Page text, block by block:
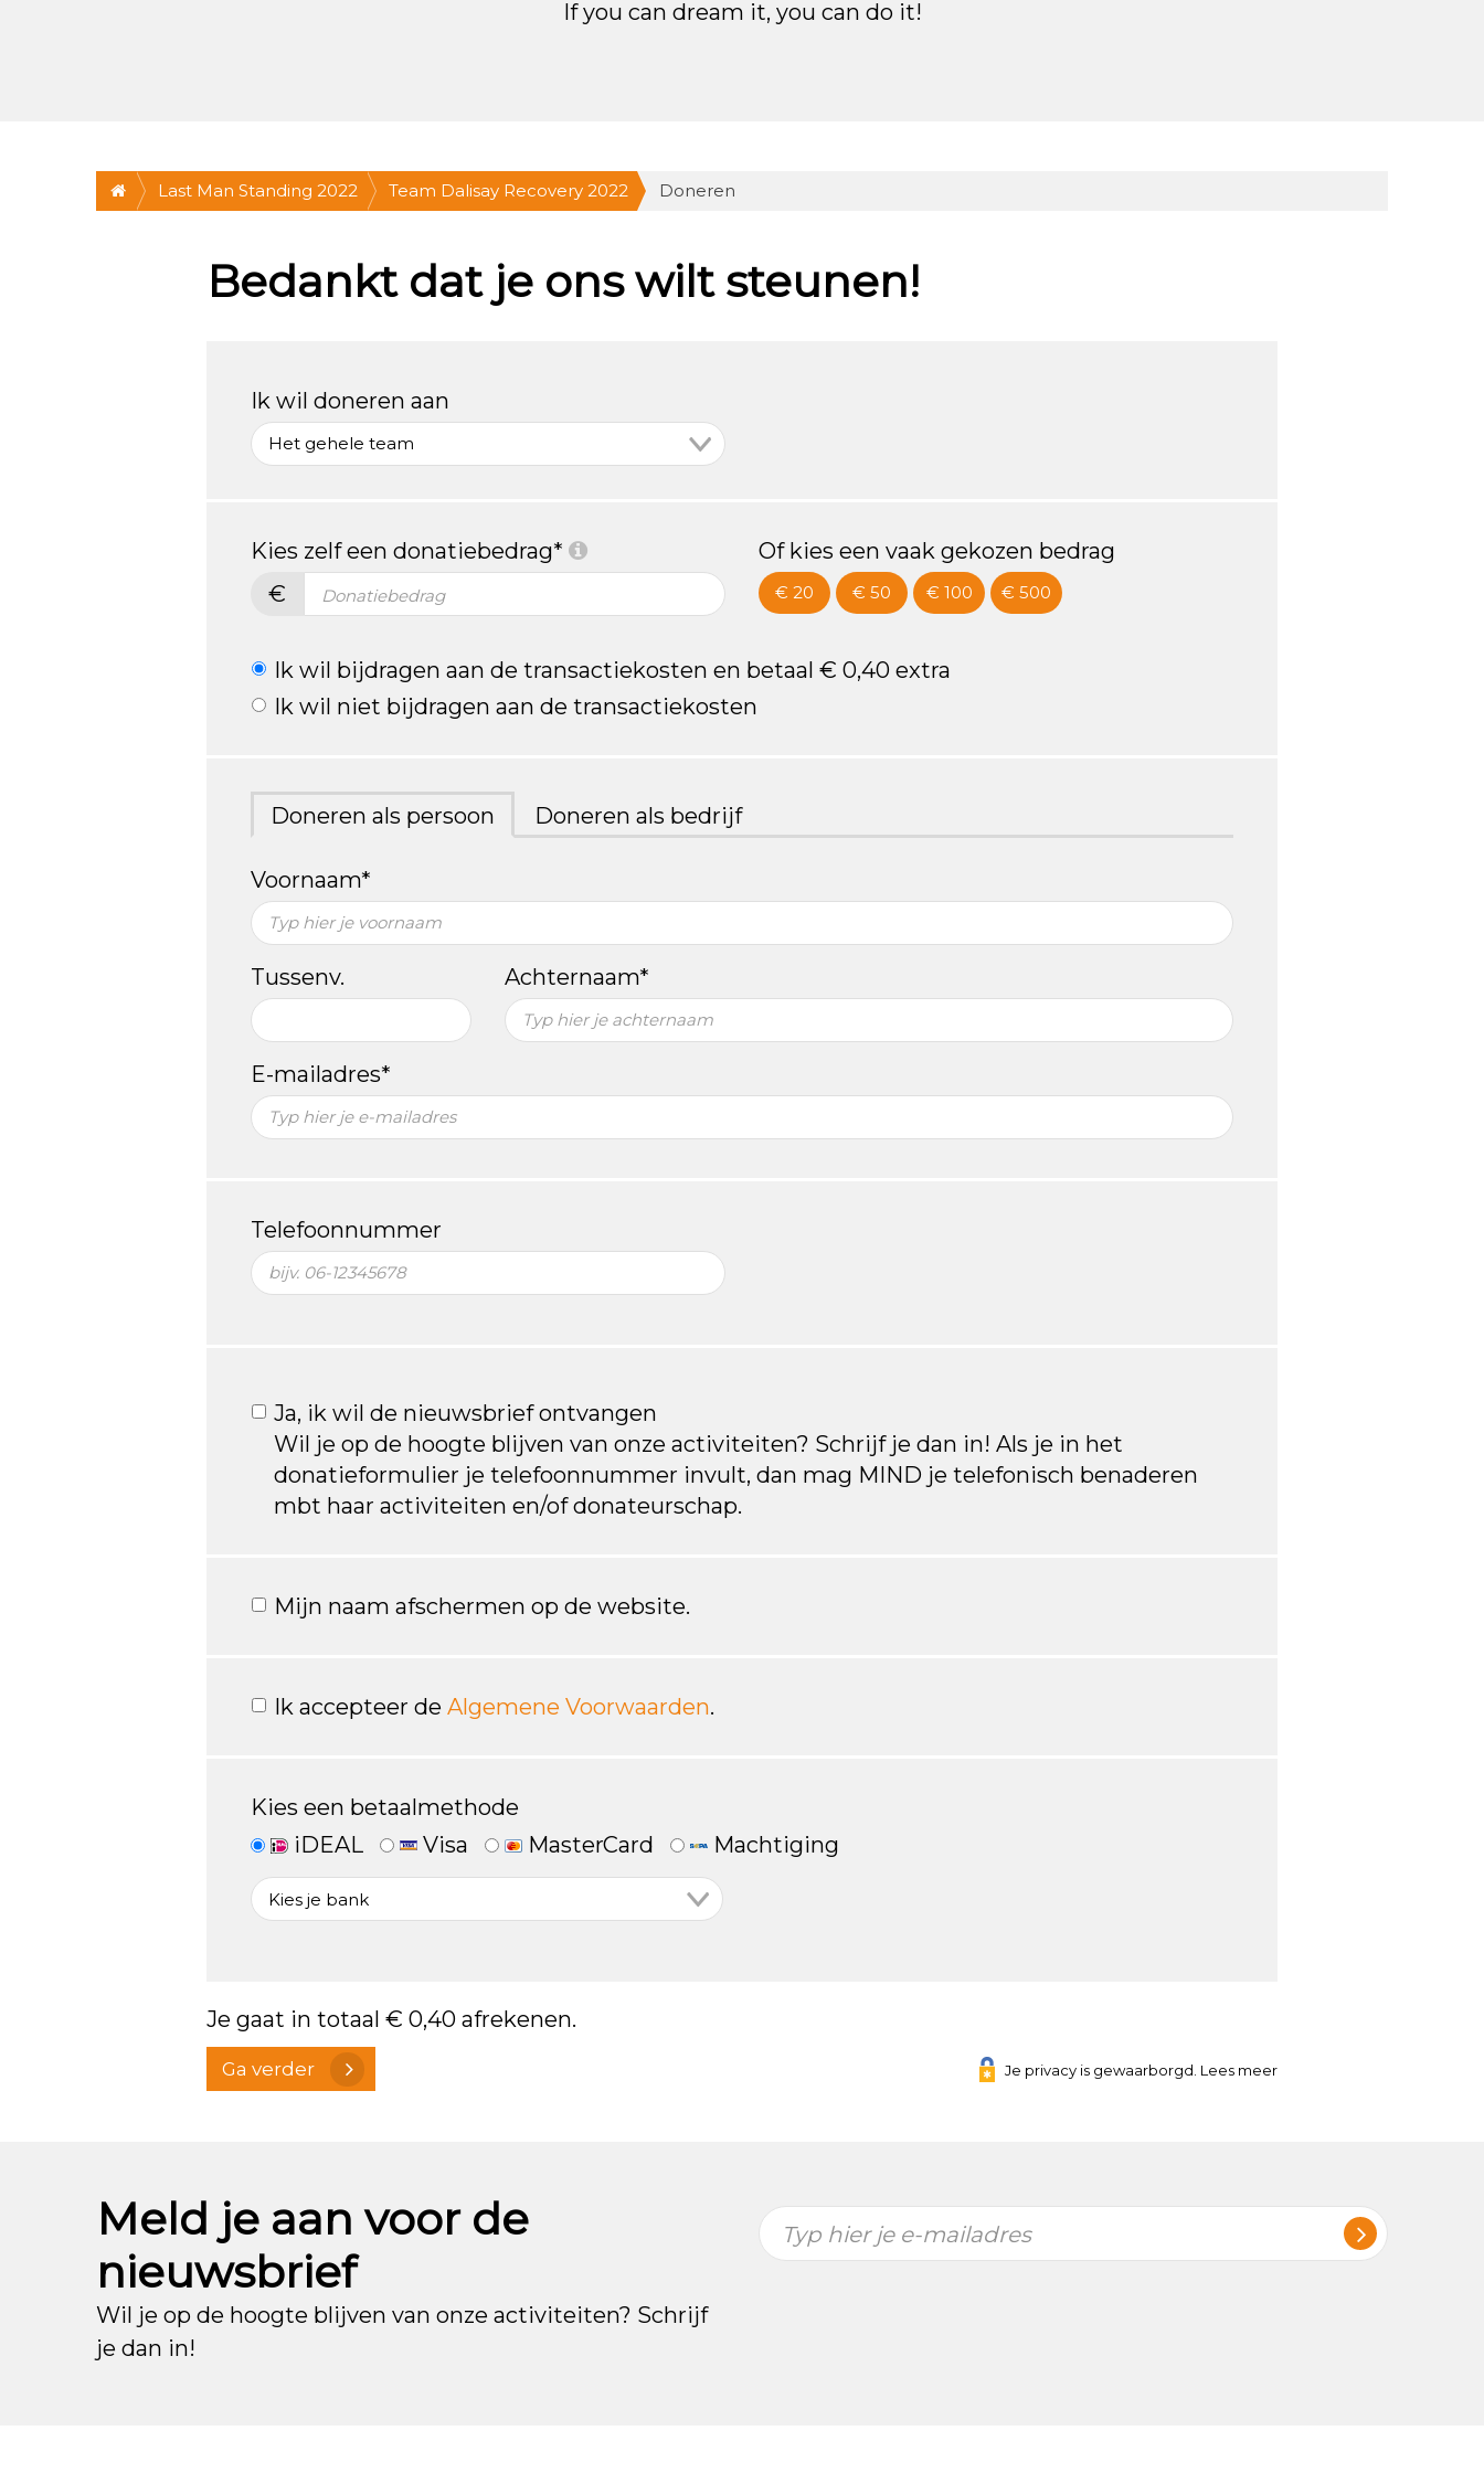
If you can dream it, you can do it!
Last Man Standing 2022 Team Dalisay Recovery 2022 Doneren
Bedankt dat je ons wilt steunen!
Ik wil doneren aan
Kies zelf een donatiebedrag*
€
Of kies een vaak gekozen bedrag
€ 20 € 50 € 100 € 500
Ik wil bijdragen aan de transactiekosten en betaal € 0,40 extra
Ik wil niet bijdragen aan de transactiekosten
Doneren als persoon Doneren als bedrijf
Voornaam*
Tussenv. Achternaam*
E-mailadres*
Telefoonnummer
Ja, ik wil de nieuwsbrief ontvangen
Wil je op de hoogte blijven van onze activiteiten? Schrijf je dan in! Als je in het
donatieformulier je telefoonnummer invult, dan mag MIND je telefonisch benaderen
mbt haar activiteiten en/of donateurschap.
Mijn naam afschermen op de website.
Ik accepteer de Algemene Voorwaarden.
Kies een betaalmethode
iDEAL
Visa MasterCard Machtiging
Je gaat in totaal € 0,40 afrekenen.
Ga verder Je privacy is gewaarborgd. Lees meer
Meld je aan voor de
nieuwsbrief
Wil je op de hoogte blijven van onze activiteiten? Schrijf
je dan in!
Typ hier je e-mailadres